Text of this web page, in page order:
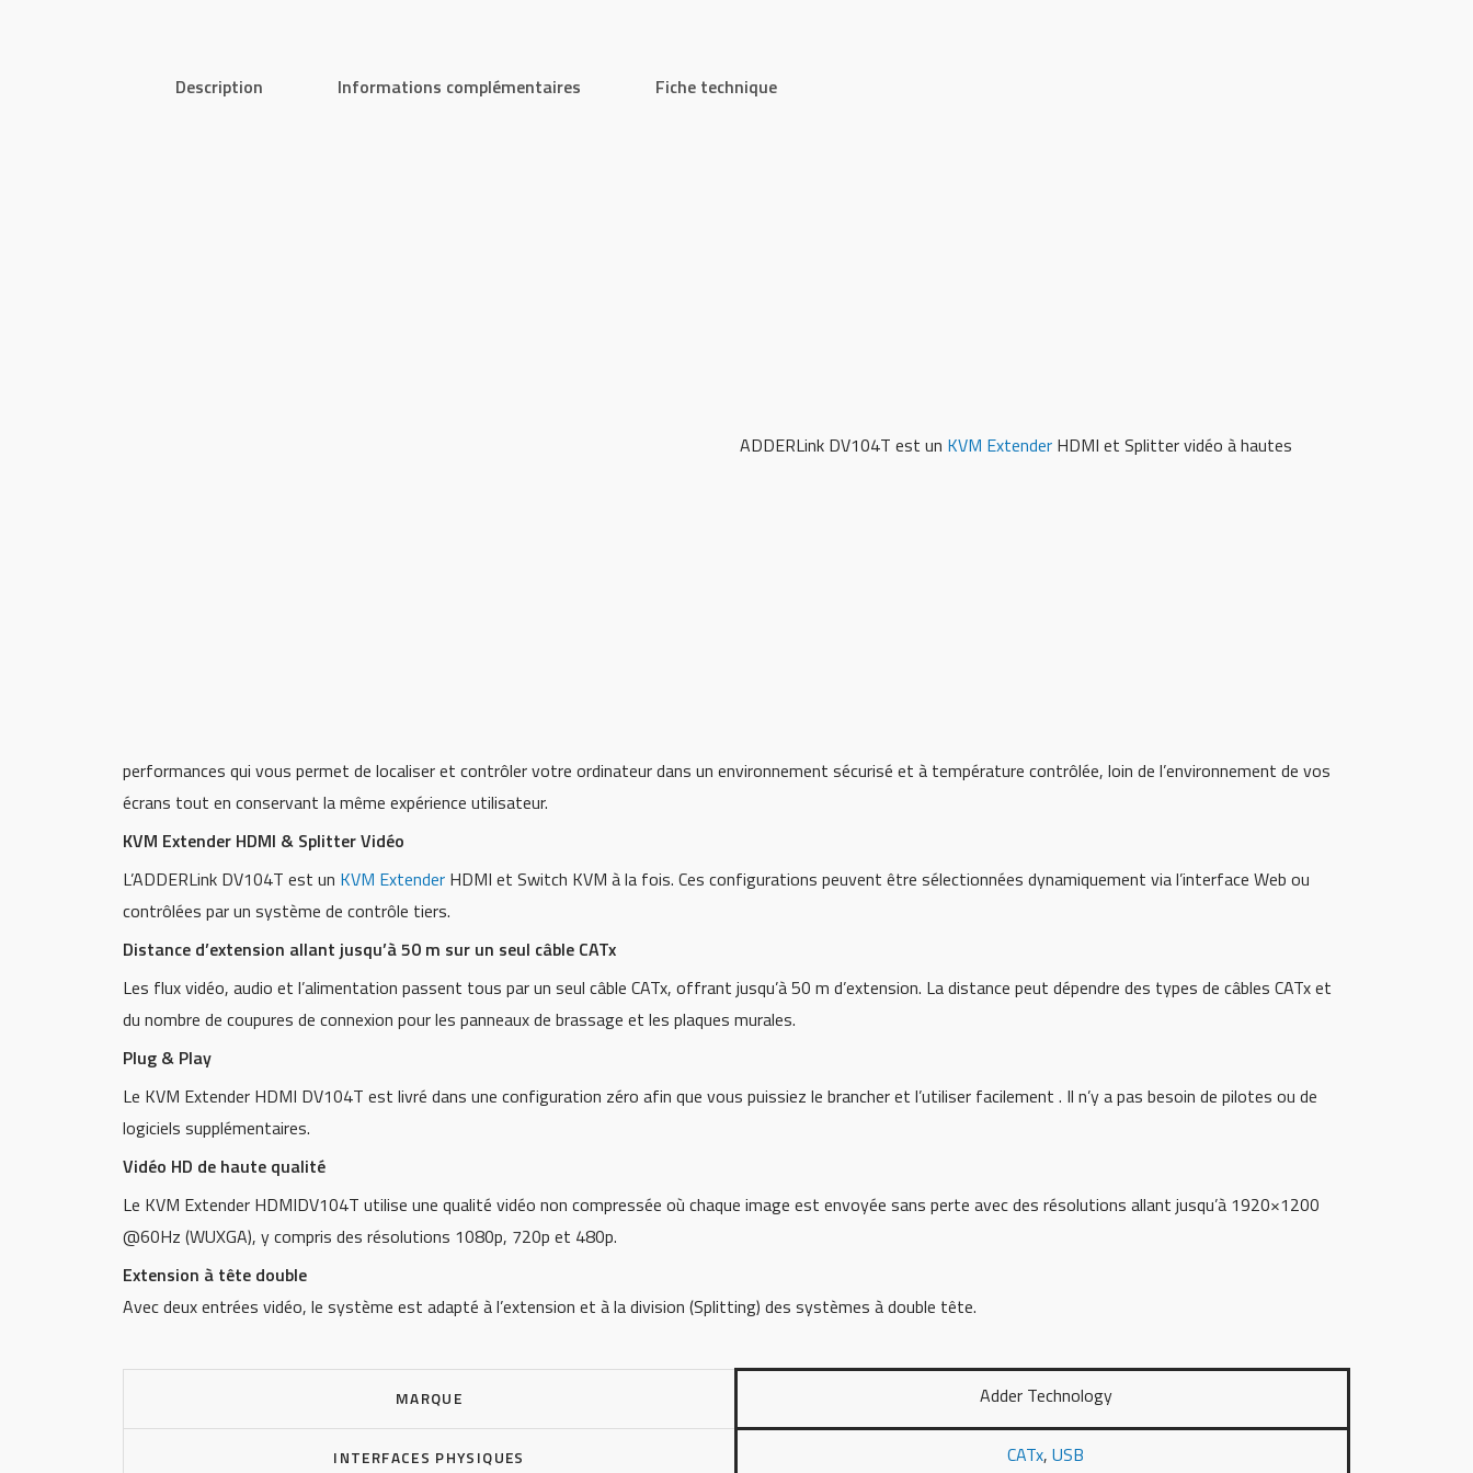
Description Informations complémentaires Fiche technique
ADDERLink DV104T est un KVM Extender HDMI et Splitter vidéo à hautes
performances qui vous permet de localiser et contrôler votre ordinateur dans un environnement sécurisé et à température contrôlée, loin de l’environnement de vos
écrans tout en conservant la même expérience utilisateur.
KVM Extender HDMI & Splitter Vidéo
L’ADDERLink DV104T est un KVM Extender HDMI et Switch KVM à la fois. Ces configurations peuvent être sélectionnées dynamiquement via l’interface Web ou
contrôlées par un système de contrôle tiers.
Distance d’extension allant jusqu’à 50 m sur un seul câble CATx
Les flux vidéo, audio et l’alimentation passent tous par un seul câble CATx, offrant jusqu’à 50 m d’extension. La distance peut dépendre des types de câbles CATx et
du nombre de coupures de connexion pour les panneaux de brassage et les plaques murales.
Plug & Play
Le KVM Extender HDMI DV104T est livré dans une configuration zéro afin que vous puissiez le brancher et l’utiliser facilement . Il n’y a pas besoin de pilotes ou de
logiciels supplémentaires.
Vidéo HD de haute qualité
Le KVM Extender HDMIDV104T utilise une qualité vidéo non compressée où chaque image est envoyée sans perte avec des résolutions allant jusqu’à 1920×1200
@60Hz (WUXGA), y compris des résolutions 1080p, 720p et 480p.
Extension à tête double
Avec deux entrées vidéo, le système est adapté à l’extension et à la division (Splitting) des systèmes à double tête.
MARQUE Adder Technology
INTERFACES PHYSIQUES CATx,USB